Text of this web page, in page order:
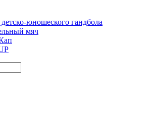
юношеского гандбола
мяч